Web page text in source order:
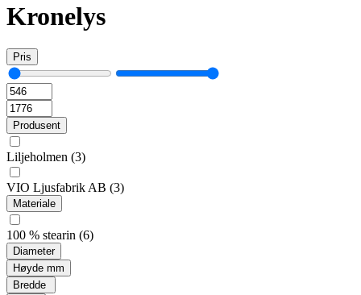
Kronelys
Pris
Produsent
Liljeholmen (3)
VIO Ljusfabrik AB (3)
Materiale
100 % stearin (6)
Diameter
Høyde mm
Bredde